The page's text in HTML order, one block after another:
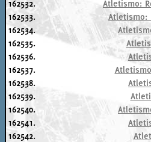
162532.
Atletismo:
162533.
Atletismo:
162534.
162535.
162536.
162537.
162538.
162539.
162540.
162541.
162542.